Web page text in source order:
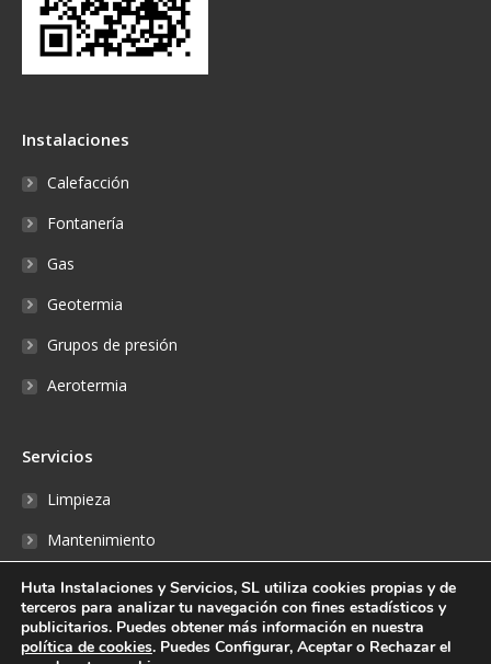
Instalaciones
Calefacción
Fontanería
Gas
Geotermia
Grupos de presión
Aerotermia
Servicios
Limpieza
Mantenimiento
Reparaciones
Fontanería
Huta Instalaciones y Servicios, SL utiliza cookies propias y de
terceros para analizar tu navegación con fines estadísticos y
publicitarios. Puedes obtener más información en nuestra
política de cookies. Puedes Configurar, Aceptar o Rechazar el